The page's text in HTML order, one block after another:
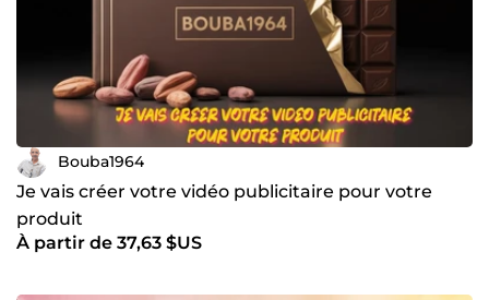
Bouba1964
Je vais créer votre vidéo publicitaire pour votre
produit
À partir de 37,63 $US